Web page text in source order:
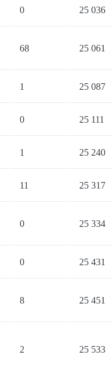
0 25 036
68 25 061
1 25 087
0 25 111
1 25 240
11 25 317
0 25 334
0 25 431
8 25 451
2 25 533